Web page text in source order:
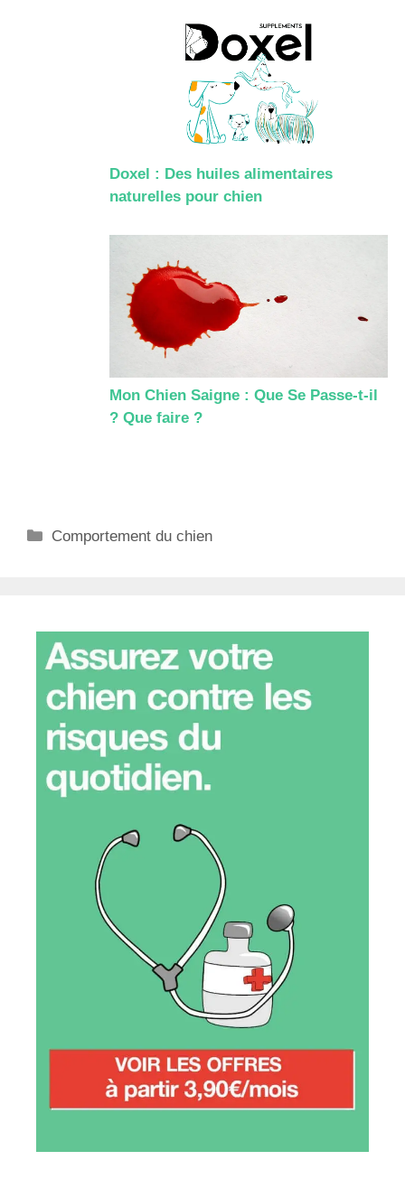
Doxel : Des huiles alimentaires
naturelles pour chien
Mon Chien Saigne : Que Se Passe-t-il
? Que faire ?
Catégories
Comportement du chien